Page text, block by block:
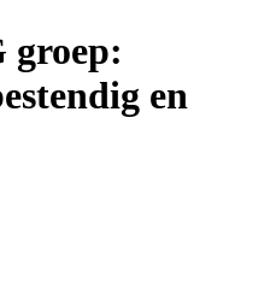
groep:
en